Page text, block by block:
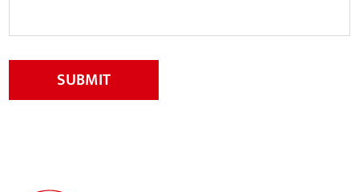
SUBMIT